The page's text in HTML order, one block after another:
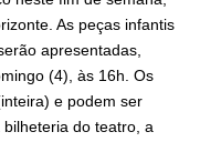
As peças infantis
apresentadas,
(4), às 16h. Os
e podem ser
bilheteria do teatro, a